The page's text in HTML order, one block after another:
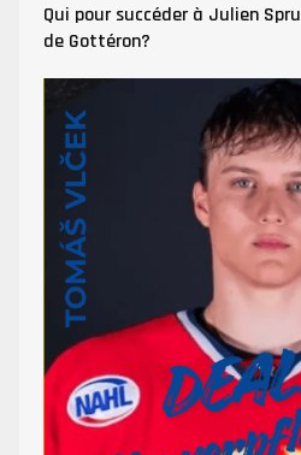
Qui pour succéder à Julien
de Gottéron?